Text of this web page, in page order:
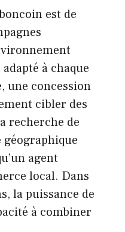
est de
à chaque
une concession
cibler des
recherche de
géographique
agent
local. Dans
la puissance de
à combiner